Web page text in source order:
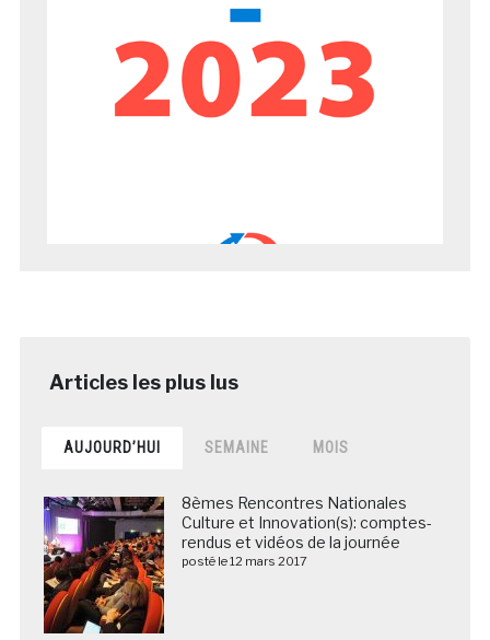
AUJOURD’HUI SEMAINE MOIS
8èmes Rencontres Nationales
Culture et Innovation(s): comptes-
rendus et vidéos de la journée
posté le 12 mars 2017